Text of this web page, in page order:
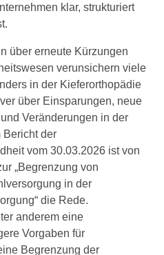
klar, strukturiert
über erneute Kürzungen
verunsichern viele
in der Kieferorthopädie
über Einsparungen, neue
Veränderungen in der
Bericht der
vom 30.03.2026 ist von
„Begrenzung von
in der
die Rede.
anderem eine
Vorgaben für
Begrenzung der